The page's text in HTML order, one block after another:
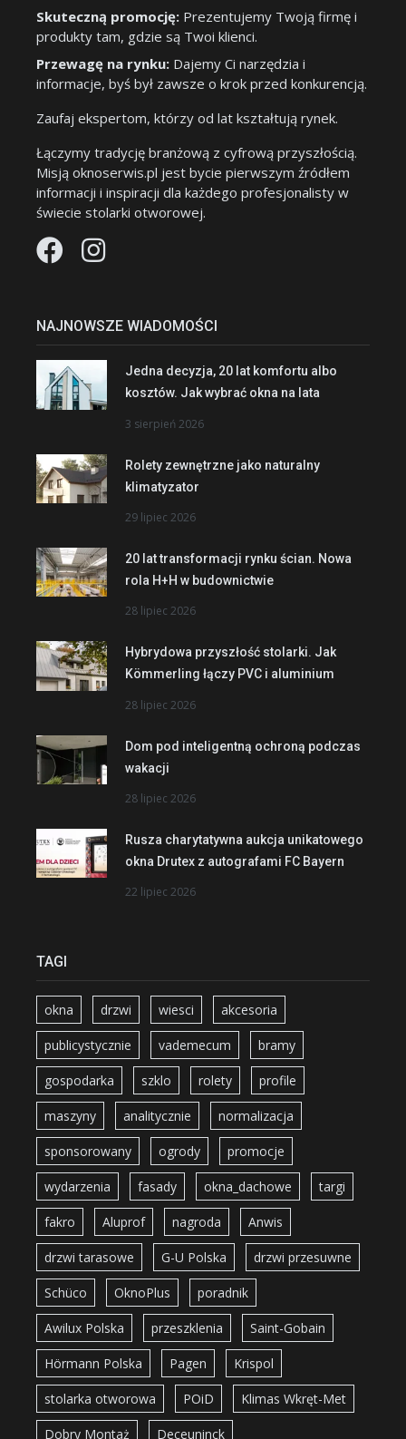
Skuteczną promocję: Prezentujemy Twoją firmę i
produkty tam, gdzie są Twoi klienci.
Przewagę na rynku: Dajemy Ci narzędzia i
informacje, byś był zawsze o krok przed konkurencją.
Zaufaj ekspertom, którzy od lat kształtują rynek.
Łączymy tradycję branżową z cyfrową przyszłością.
Misją oknoserwis.pl jest bycie pierwszym źródłem
informacji i inspiracji dla każdego profesjonalisty w
świecie stolarki otworowej.
NAJNOWSZE WIADOMOŚCI
Jedna decyzja, 20 lat komfortu albo
kosztów. Jak wybrać okna na lata
3 sierpień 2026
Rolety zewnętrzne jako naturalny
klimatyzator
29 lipiec 2026
20 lat transformacji rynku ścian. Nowa
rola H+H w budownictwie
28 lipiec 2026
Hybrydowa przyszłość stolarki. Jak
Kömmerling łączy PVC i aluminium
28 lipiec 2026
Dom pod inteligentną ochroną podczas
wakacji
28 lipiec 2026
Rusza charytatywna aukcja unikatowego
okna Drutex z autografami FC Bayern
22 lipiec 2026
TAGI
okna drzwi wiesci akcesoria
publicystycznie vademecum bramy
gospodarka szklo rolety profile
maszyny analitycznie normalizacja
sponsorowany ogrody promocje
wydarzenia fasady okna_dachowe targi
fakro Aluprof nagroda Anwis
drzwi tarasowe G-U Polska drzwi przesuwne
Schüco OknoPlus poradnik
Awilux Polska przeszklenia Saint-Gobain
Hörmann Polska Pagen Krispol
stolarka otworowa POiD Klimas Wkręt-Met
Dobry Montaż Deceuninck